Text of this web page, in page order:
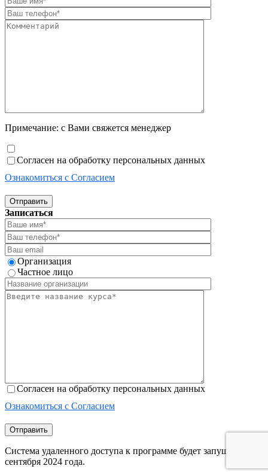
Примечание: с Вами свяжется менеджер
Согласен на обработку персональных данных
Ознакомиться с Согласием
Отправить
Записаться
Организация
Частное лицо
Согласен на обработку персональных данных
Ознакомиться с Согласием
Отправить
Система удаленного доступа к программе будет запущена 12
сентября 2024 года.